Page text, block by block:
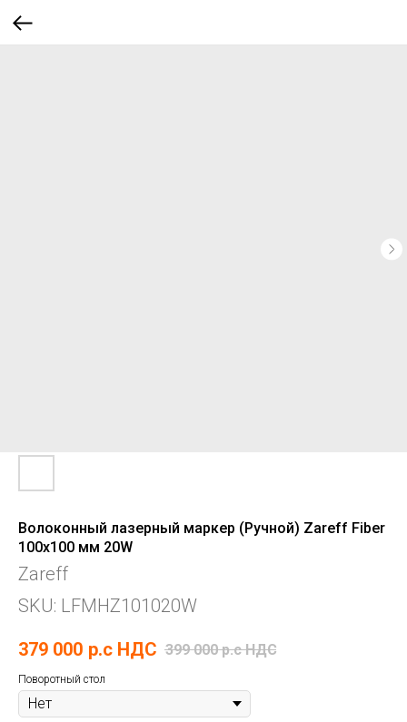
Волоконный лазерный маркер (Ручной) Zareff Fiber
100x100 мм 20W
Zareff
SKU: LFMHZ101020W
379 000 р.c НДС 399 000 р.c НДС
Поворотный стол